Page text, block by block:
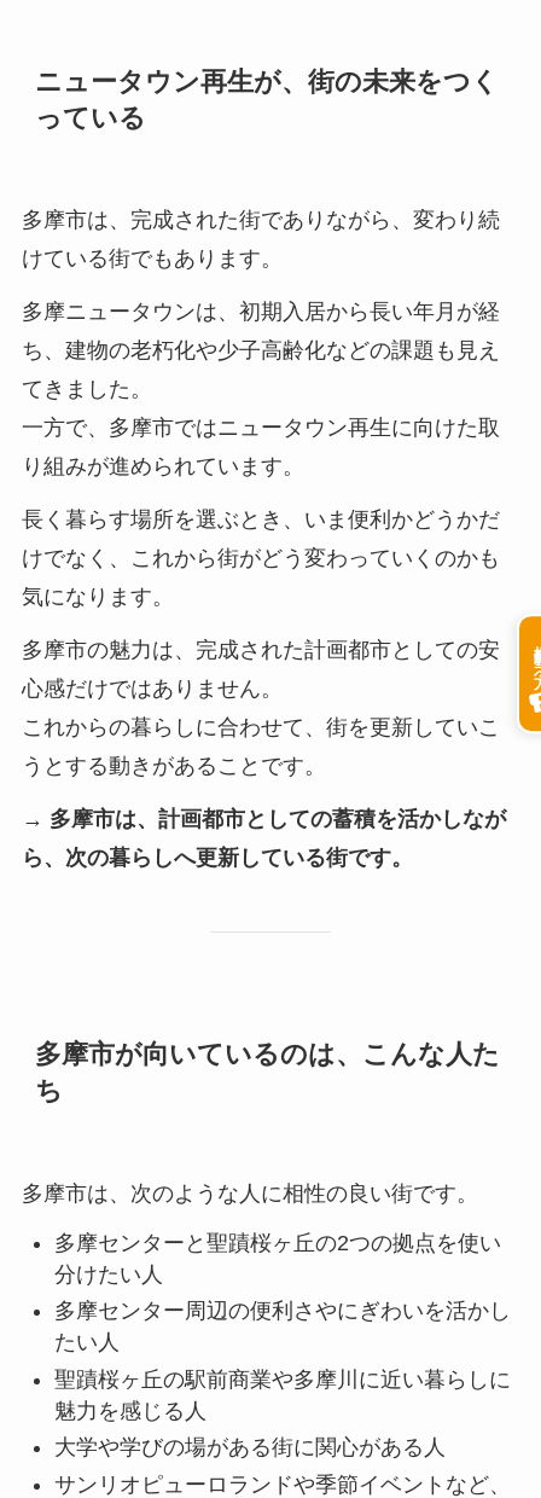
ニュータウン再生が、街の未来をつく
っている
多摩市は、完成された街でありながら、変わり続
けている街でもあります。
多摩ニュータウンは、初期入居から長い年月が経
ち、建物の老朽化や少子高齢化などの課題も見え
てきました。
一方で、多摩市ではニュータウン再生に向けた取
り組みが進められています。
長く暮らす場所を選ぶとき、いま便利かどうかだ
けでなく、これから街がどう変わっていくのかも
気になります。
多摩市の魅力は、完成された計画都市としての安
心感だけではありません。
これからの暮らしに合わせて、街を更新していこ
うとする動きがあることです。
→ 多摩市は、計画都市としての蓄積を活かしなが
ら、次の暮らしへ更新している街です。
多摩市が向いているのは、こんな人た
ち
多摩市は、次のような人に相性の良い街です。
多摩センターと聖蹟桜ヶ丘の2つの拠点を使い
分けたい人
多摩センター周辺の便利さやにぎわいを活かし
たい人
聖蹟桜ヶ丘の駅前商業や多摩川に近い暮らしに
魅力を感じる人
大学や学びの場がある街に関心がある人
サンリオピューロランドや季節イベントなど、
掲